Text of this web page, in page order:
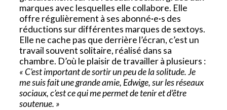
marques avec lesquelles elle collabore. Elle
offre régulièrement à ses abonné·e·s des
réductions sur différentes marques de sextoys.
Elle ne cache pas que derrière l’écran, c’est un
travail souvent solitaire, réalisé dans sa
chambre. D’où le plaisir de travailler à plusieurs :
« C’est important de sortir un peu de la solitude. Je
me suis fait une grande amie, Edwige, sur les réseaux
sociaux, c’est ce qui me permet de tenir et d’être
soutenue. »